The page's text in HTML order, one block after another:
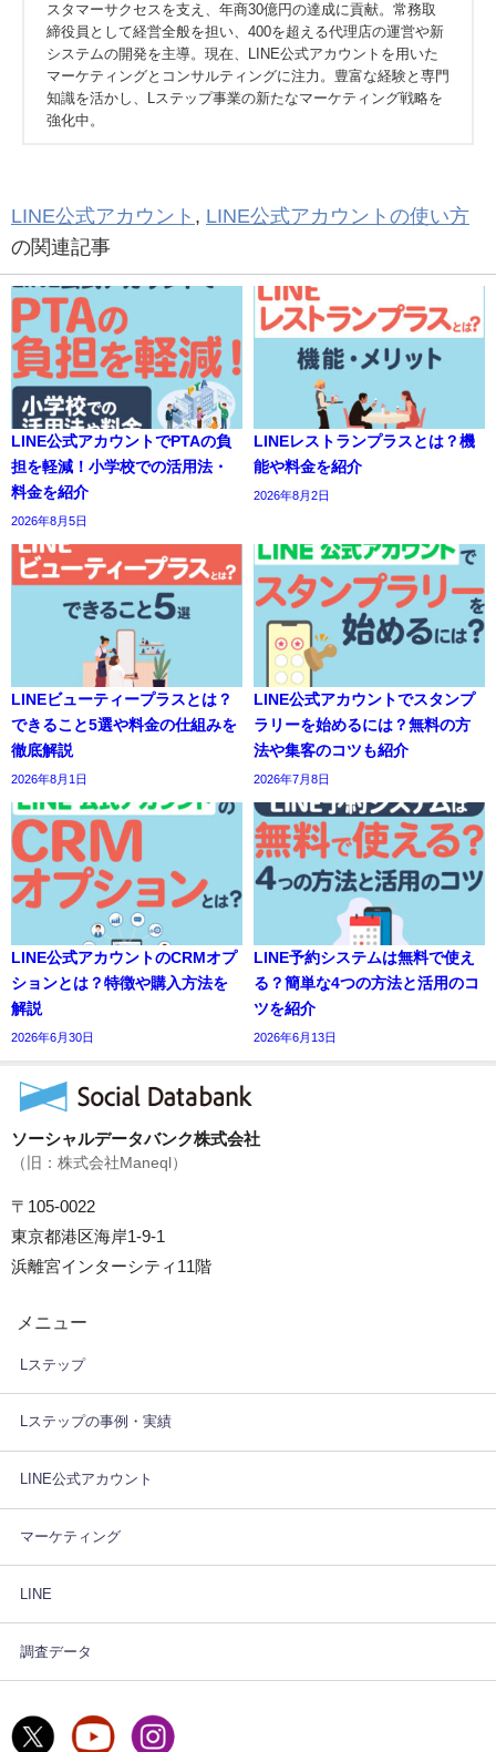
スタマーサクセスを支え、年商30億円の達成に貢献。常務取
締役員として経営全般を担い、400を超える代理店の運営や新
システムの開発を主導。現在、LINE公式アカウントを用いた
マーケティングとコンサルティングに注力。豊富な経験と専門
知識を活かし、Lステップ事業の新たなマーケティング戦略を
強化中。
LINE公式アカウント , LINE公式アカウントの使い方
の関連記事
LINE公式アカウントでPTAの負
担を軽減！小学校での活用法・
料金を紹介
2026年8月5日
LINEレストランプラスとは？機
能や料金を紹介
2026年8月2日
LINEビューティープラスとは？
できること5選や料金の仕組みを
徹底解説
2026年8月1日
LINE公式アカウントでスタンプ
ラリーを始めるには？無料の方
法や集客のコツも紹介
2026年7月8日
LINE公式アカウントのCRMオプ
ションとは？特徴や購入方法を
解説
2026年6月30日
LINE予約システムは無料で使え
る？簡単な4つの方法と活用のコ
ツを紹介
2026年6月13日
ソーシャルデータバンク株式会社
（旧：株式会社Maneql）
〒105-0022
東京都港区海岸1-9-1
浜離宮インターシティ11階
メニュー
Lステップ
Lステップの事例・実績
LINE公式アカウント
マーケティング
LINE
調査データ